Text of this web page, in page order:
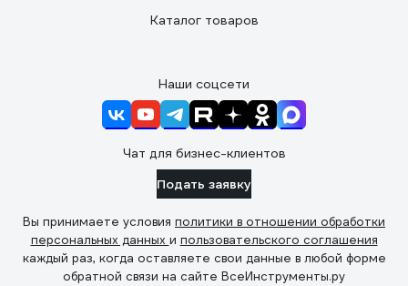
Каталог товаров
Наши соцсети
Чат для бизнес-клиентов
Подать заявку
Вы принимаете условия политики в отношении обработки
персональных данных и пользовательского соглашения
каждый раз, когда оставляете свои данные в любой форме
обратной связи на сайте ВсеИнструменты.ру